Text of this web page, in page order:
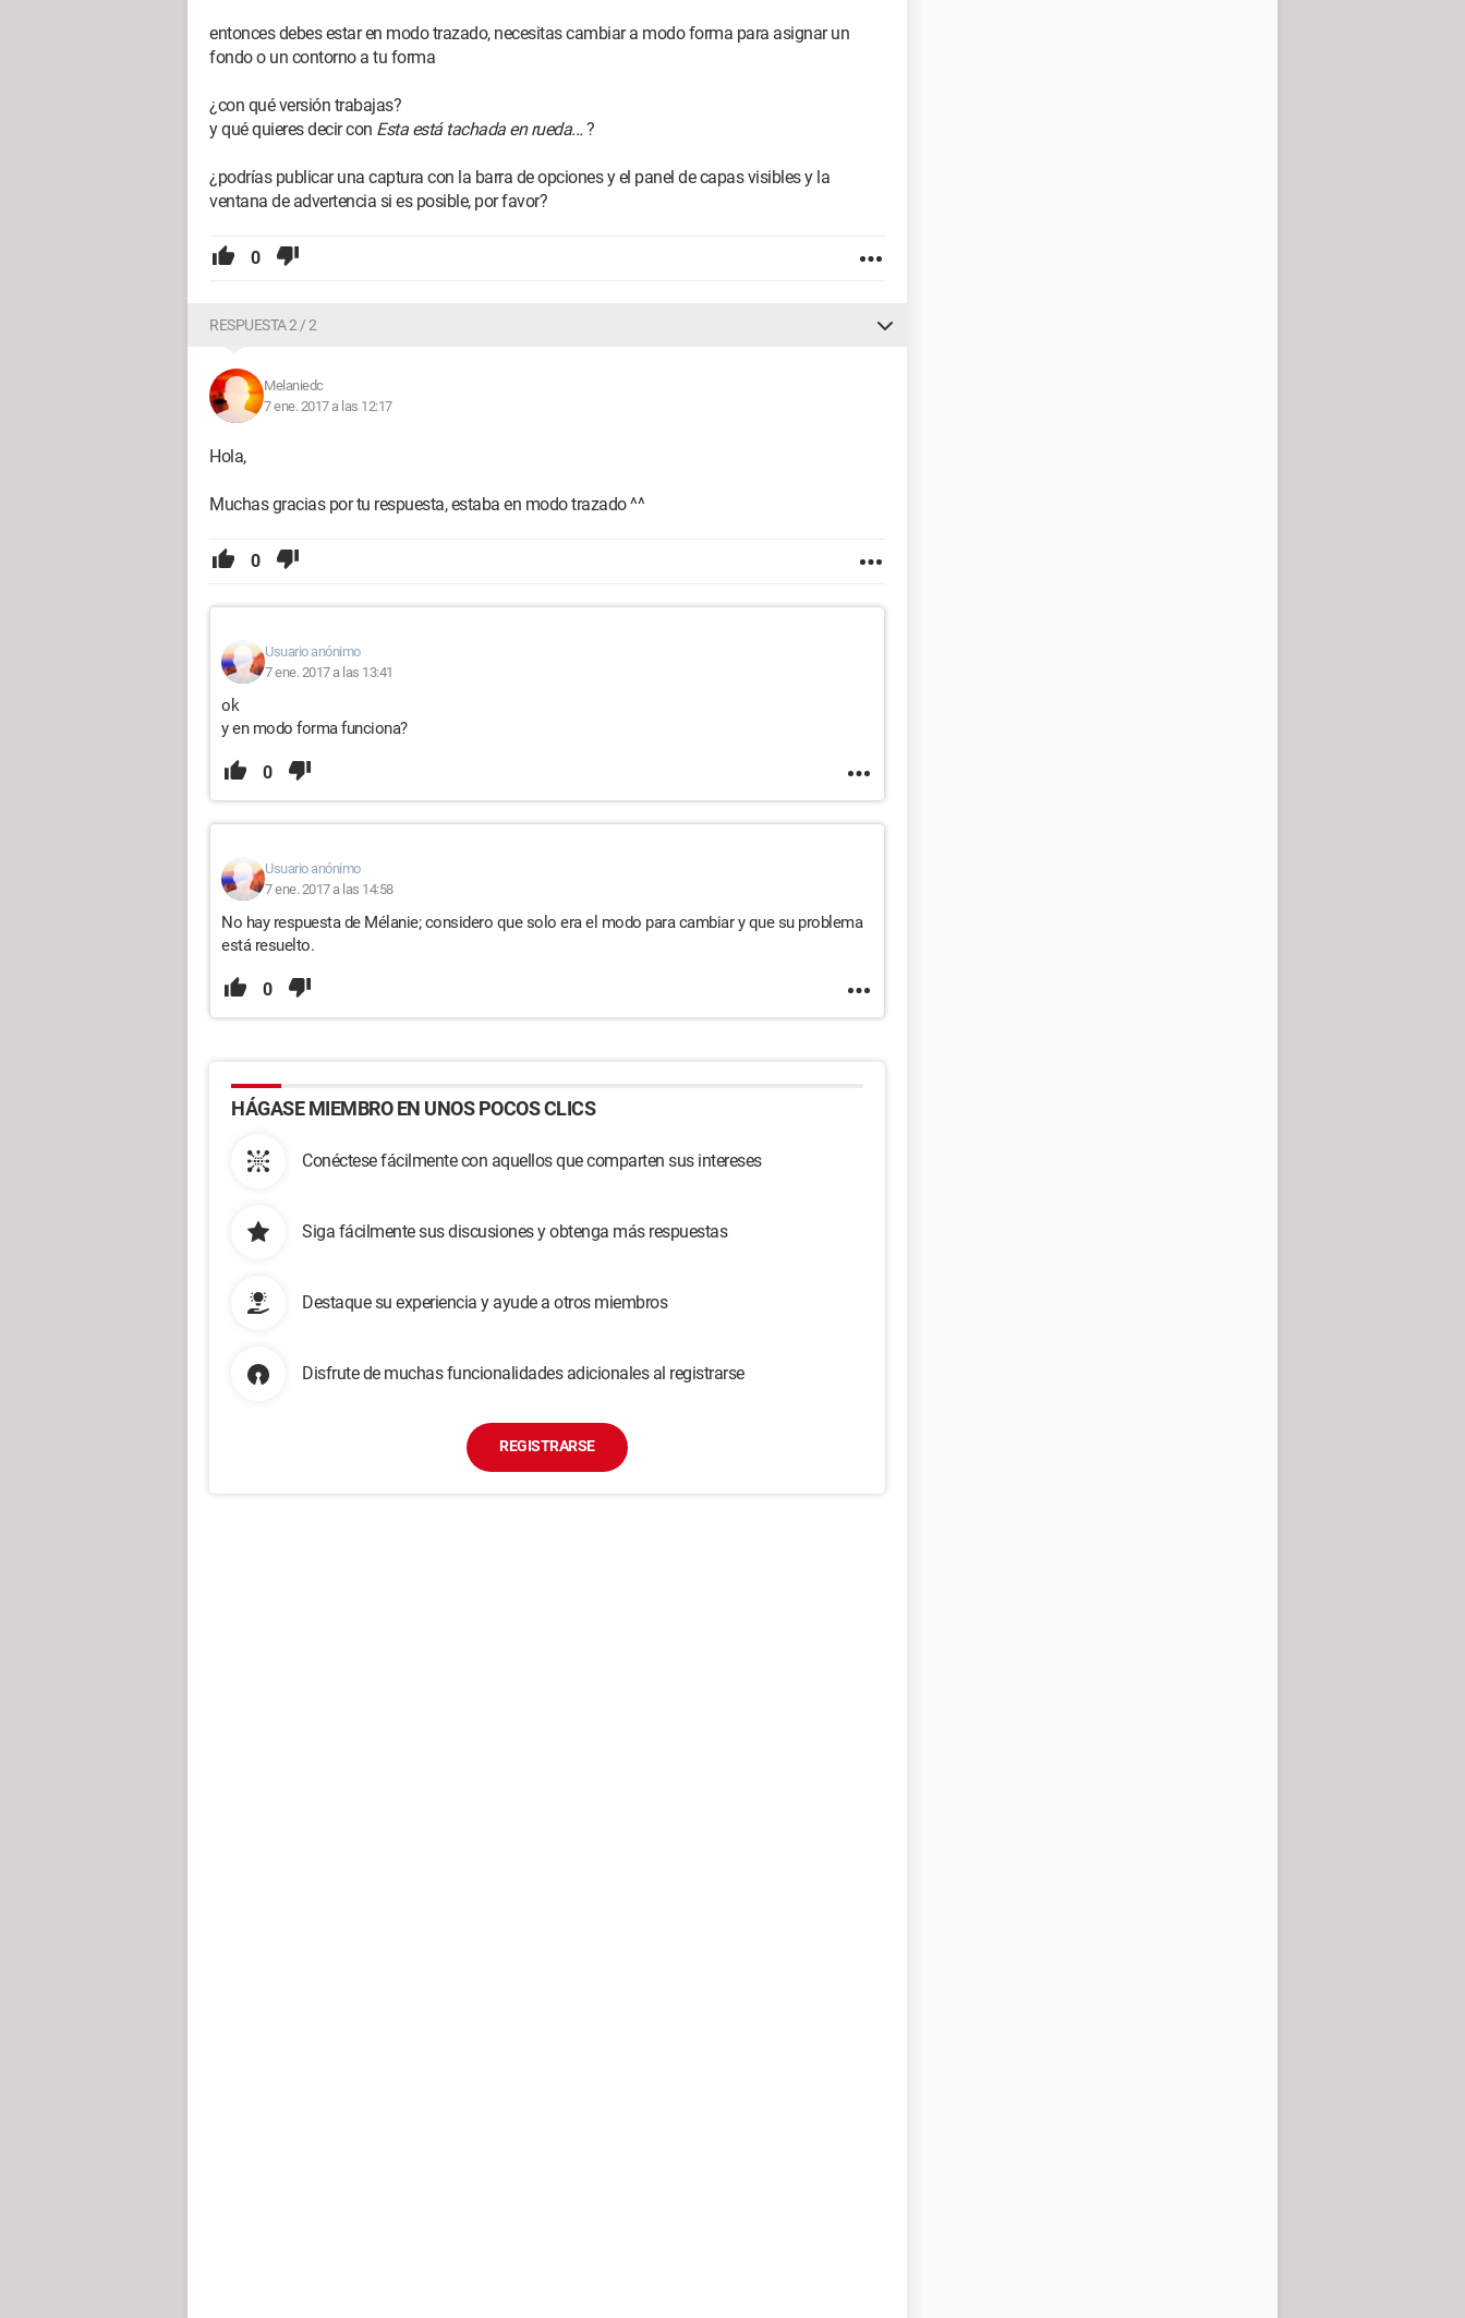
entonces debes estar en modo trazado, necesitas cambiar a modo forma para asignar un
fondo o un contorno a tu forma
¿con qué versión trabajas?
y qué quieres decir con Esta está tachada en rueda... ?
¿podrías publicar una captura con la barra de opciones y el panel de capas visibles y la
ventana de advertencia si es posible, por favor?
0
RESPUESTA 2 / 2
Melaniedc
7 ene. 2017 a las 12:17
Hola,
Muchas gracias por tu respuesta, estaba en modo trazado ^^
0
Usuario anónimo
7 ene. 2017 a las 13:41
ok
y en modo forma funciona?
0
Usuario anónimo
7 ene. 2017 a las 14:58
No hay respuesta de Mélanie; considero que solo era el modo para cambiar y que su problema
está resuelto.
0
HÁGASE MIEMBRO EN UNOS POCOS CLICS
Conéctese fácilmente con aquellos que comparten sus intereses
Siga fácilmente sus discusiones y obtenga más respuestas
Destaque su experiencia y ayude a otros miembros
Disfrute de muchas funcionalidades adicionales al registrarse
REGISTRARSE